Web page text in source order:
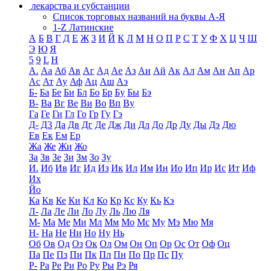
лекарства и субстанции
Список торговых названий на буквы А-Я
1-Z Латинские
А Б В Г Д Е Ж З И Й К Л М Н О П Р С Т У Ф Х Ц Ч Ш
Э Ю Я
5 9 L H
А. Аа Аб Ав Аг Ад Ае Аз Аи Ай Ак Ал Ам Ан Ап Ар
Ас Ат Ау Аф Ац Аш Аэ
Б- Ба Бе Би Бл Бо Бр Бу Бы Бэ
В- Ва Вг Ве Ви Во Вп Ву
Га Ге Ги Гл Го Гр Гу Гэ
Д- Д3 Да Дв Дг Де Дж Ди Дл До Др Ду Ды Дэ Дю
Ев Ек Ем Ер
Жа Же Жи Жо
За Зв Зе Зи Зм Зо Зу
И. Иб Ив Иг Ид Из Ик Ил Им Ин Ио Ип Ир Ис Ит Иф
Их
Йо
Ка Кв Ке Ки Кл Ко Кр Кс Ку Кь Кэ
Л- Ла Ле Ли Ло Лу Ль Лю Ля
М- Ма Ме Ми Мл Мм Мо Мс Му Мэ Мю Мя
Н- На Не Ни Но Ну Нь
Об Ов Од Оз Ок Ол Ом Он Оп Ор Ос От Оф Оц
Па Пе Пз Пи Пк Пл Пн По Пр Пс Пу
Р- Ра Ре Ри Ро Ру Ры Рэ Ря